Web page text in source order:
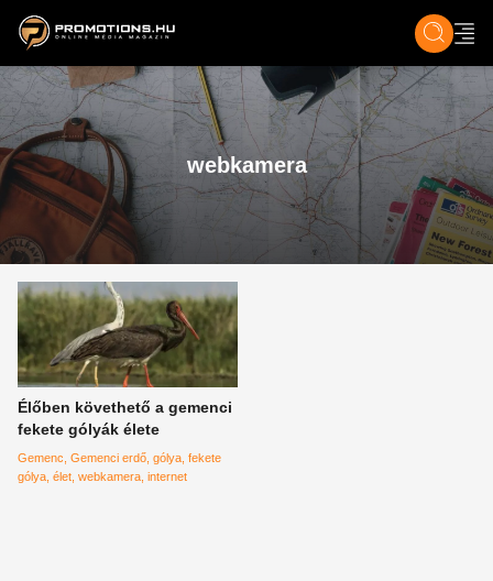
ZENE, FILM & KULT ÉLET TECH &
webkamera
Élőben követhető a gemenci
fekete gólyák élete
Gemenc Gemenci erdő gólya fekete
gólya élet webkamera internet